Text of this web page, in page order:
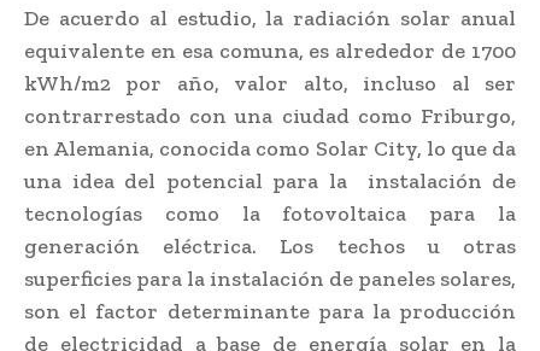
De acuerdo al estudio, la radiación solar anual
equivalente en esa comuna, es alrededor de 1700
kWh/m2 por año, valor alto, incluso al ser
contrarrestado con una ciudad como Friburgo,
en Alemania, conocida como Solar City, lo que da
una idea del potencial para la instalación de
tecnologías como la fotovoltaica para la
generación eléctrica. Los techos u otras
superficies para la instalación de paneles solares,
son el factor determinante para la producción
de electricidad a base de energía solar en la